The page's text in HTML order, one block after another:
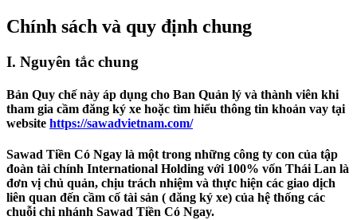
Chính sách và quy định chung
I. Nguyên tắc chung
Bản Quy chế này áp dụng cho Ban Quản lý và thành viên khi
tham gia cầm đăng ký xe hoặc tìm hiểu thông tin khoản vay tại
website https://sawadvietnam.com/
Sawad Tiền Có Ngay là một trong những công ty con của tập
đoàn tài chính International Holding với 100% vốn Thái Lan là
đơn vị chủ quản, chịu trách nhiệm và thực hiện các giao dịch
liên quan đến cầm cố tài sản ( đăng ký xe) của hệ thống các
chuỗi chi nhánh Sawad Tiền Có Ngay.